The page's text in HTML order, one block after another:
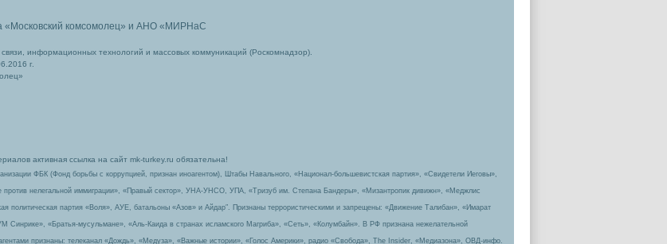
«Московский комсомолец» и АНО «МИРНаС
информационных технологий и массовых коммуникаций (Роскомнадзор).
г.
активная ссылка на сайт mk-turkey.ru обязательна!
ФБК (Фонд борьбы с коррупцией, признан иноагентом), Штабы Навального, «Национал-большевистская партия», «Свидетели Иеговы»,
нелегальной иммиграции», «Правый сектор», УНА-УНСО, УПА, «Тризуб им. Степана Бандеры», «Мизантропик дивижн», «Меджлис
политическая партия «Воля», АУЕ, батальоны «Азов» и Айдар″. Признаны террористическими и запрещены: «Движение Талибан», «Имарат
Синрике», «Братья-мусульмане», «Аль-Каида в странах исламского Магриба», «Сеть», «Колумбайн». В РФ признана нежелательной
признаны: телеканал «Дождь», «Медуза», «Важные истории», «Голос Америки», радио «Свобода», The Insider, «Медиазона», ОВД-инфо.